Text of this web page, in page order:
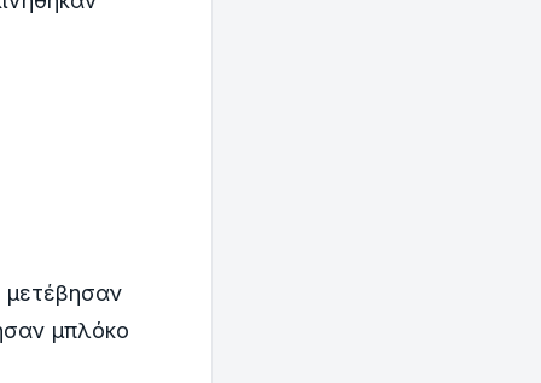
μετέβησαν
μπλόκο